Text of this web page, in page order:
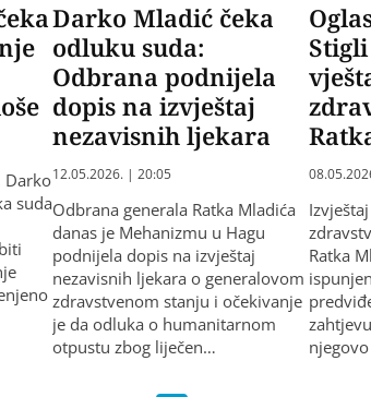
Darko
suda
Darko Mladić čeka
odluku suda:
Odbrana podnijela
dopis na izvještaj
nezavisnih ljekara
12.05.2026. | 20:05
Odbrana generala Ratka Mladića
danas je Mehanizmu u Hagu
podnijela dopis na izvještaj
nezavisnih ljekara o generalovom
zdravstvenom stanju i očekivanje
je da odluka o humanitarnom
otpustu zbog liječen…
Ratka